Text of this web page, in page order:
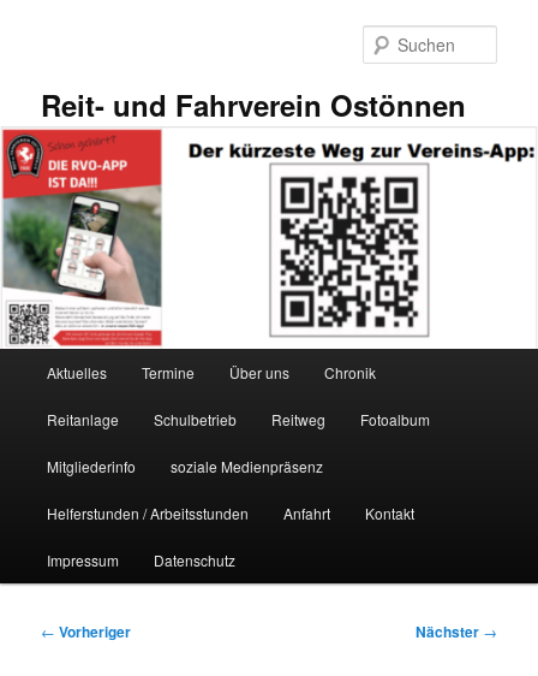
Reit- und Fahrverein Ostönnen
Aktuelles Termine Über uns Chronik
Reitanlage Schulbetrieb Reitweg Fotoalbum
Mitgliederinfo soziale Medienpräsenz
Helferstunden / Arbeitsstunden Anfahrt Kontakt
Impressum Datenschutz
Beitragsnavigation
← Vorheriger Nächster →